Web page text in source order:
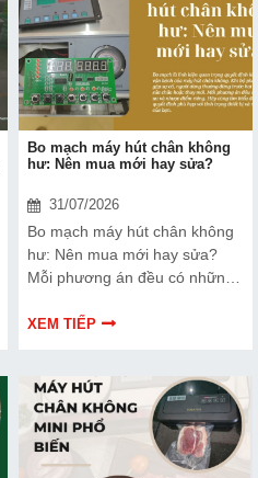
Bo mạch máy hút chân không
hư: Nên mua mới hay sửa?
31/07/2026
Bo mạch máy hút chân không
hư: Nên mua mới hay sửa?
Mỗi phương án đều có những
cùng tìm hiểu để đưa ra quyết
XEM TIẾP